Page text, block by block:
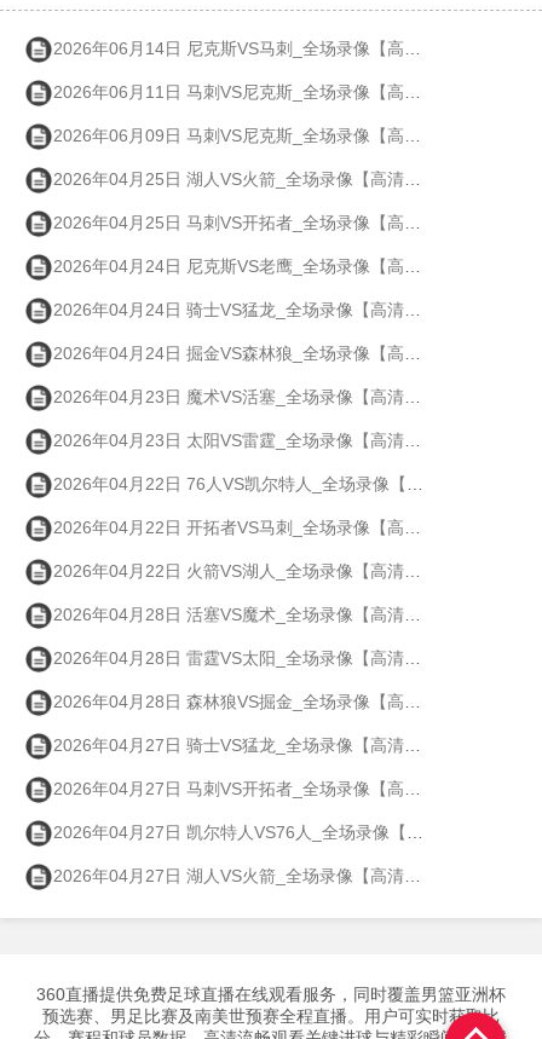
2026年06月14日 尼克斯VS马刺_全场录像【高清回放】
2026年06月11日 马刺VS尼克斯_全场录像【高清回放】
2026年06月09日 马刺VS尼克斯_全场录像【高清回放】
2026年04月25日 湖人VS火箭_全场录像【高清回放】
2026年04月25日 马刺VS开拓者_全场录像【高清回放】
2026年04月24日 尼克斯VS老鹰_全场录像【高清回放】
2026年04月24日 骑士VS猛龙_全场录像【高清回放】
2026年04月24日 掘金VS森林狼_全场录像【高清回放】
2026年04月23日 魔术VS活塞_全场录像【高清回放】
2026年04月23日 太阳VS雷霆_全场录像【高清回放】
2026年04月22日 76人VS凯尔特人_全场录像【高清回放】
2026年04月22日 开拓者VS马刺_全场录像【高清回放】
2026年04月22日 火箭VS湖人_全场录像【高清回放】
2026年04月28日 活塞VS魔术_全场录像【高清回放】
2026年04月28日 雷霆VS太阳_全场录像【高清回放】
2026年04月28日 森林狼VS掘金_全场录像【高清回放】
2026年04月27日 骑士VS猛龙_全场录像【高清回放】
2026年04月27日 马刺VS开拓者_全场录像【高清回放】
2026年04月27日 凯尔特人VS76人_全场录像【高清回放】
2026年04月27日 湖人VS火箭_全场录像【高清回放】
360直播提供免费足球直播在线观看服务，同时覆盖男篮亚洲杯
预选赛、男足比赛及南美世预赛全程直播。用户可实时获取比